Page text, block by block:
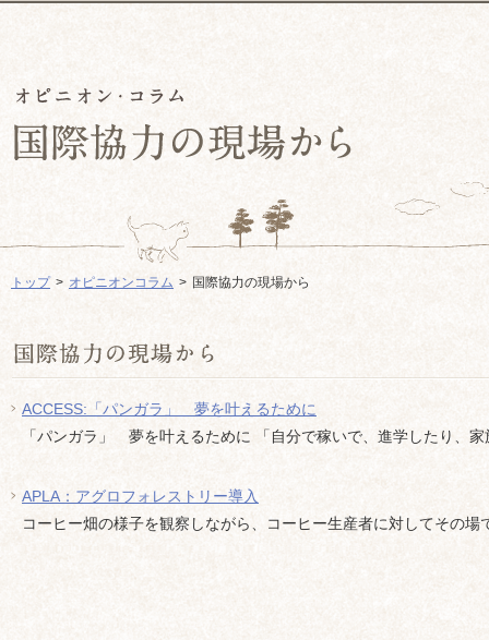
トップ オピニオンコラム 国際協力の現場から
ACCESS:「パンガラ」 夢を叶えるために
「パンガラ」 夢を叶えるために 「自分で稼いで、進学したり、
APLA：アグロフォレストリー導入
コーヒー畑の様子を観察しながら、コーヒー生産者に対してその場